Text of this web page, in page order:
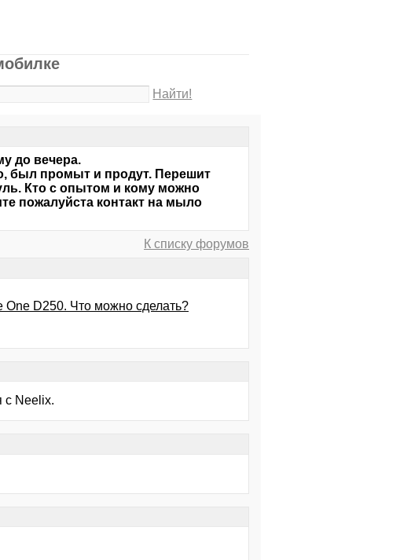
Найти!
до вечера.
был промыт и продут. Перешит
Кто с опытом и кому можно
пожалуйста контакт на мыло
К списку форумов
One D250. Что можно сделать?
с Neelix.